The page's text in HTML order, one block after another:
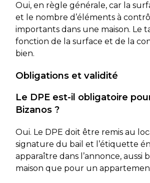
Oui, en règle générale, car la
et le nombre d’éléments à
importants dans une maison. Le
fonction de la surface et de la
bien.
Obligations et validité
Le DPE est-il obligatoire
Bizanos ?
Oui. Le DPE doit être remis au
signature du bail et l’étiquette
apparaître dans l’annonce, aussi
maison que pour un